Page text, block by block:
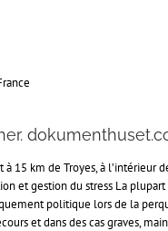
km de Troyes, à l’intérieur
et gestion du stress La
politique lors de la
et dans des cas graves,